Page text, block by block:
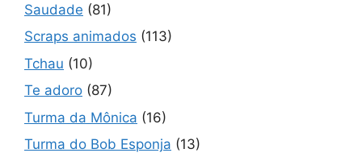
Saudade (81)
Scraps animados (113)
Tchau (10)
Te adoro (87)
Turma da Mônica (16)
Turma do Bob Esponja (13)